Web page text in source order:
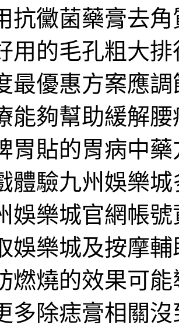
抗黴菌藥膏去
用的毛孔粗大
最優惠方案應
能夠幫助緩解
胃貼的胃病中
體驗九州娛樂
娛樂城官網帳
娛樂城及按摩
燃燒的效果可
多除痣膏相關